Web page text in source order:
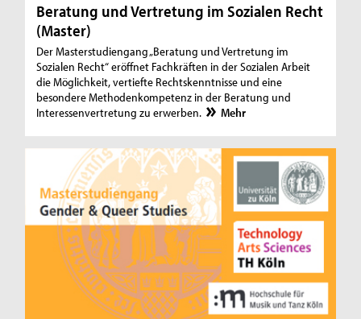
Beratung und Vertretung im Sozialen Recht
(Master)
Der Masterstudiengang „Beratung und Vertretung im
Sozialen Recht“ eröffnet Fachkräften in der Sozialen Arbeit
die Möglichkeit, vertiefte Rechtskenntnisse und eine
besondere Methodenkompetenz in der Beratung und
Interessenvertretung zu erwerben.
Mehr